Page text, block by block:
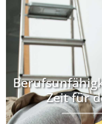
Zeit für